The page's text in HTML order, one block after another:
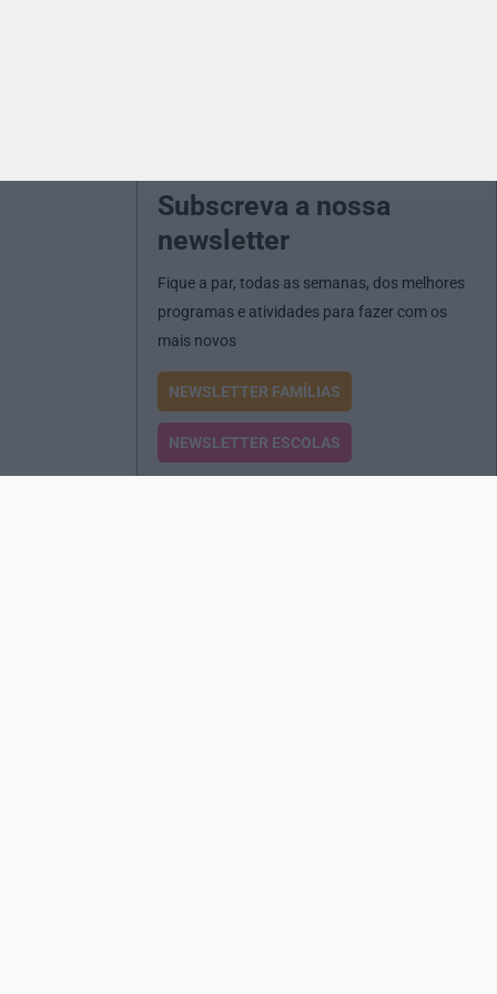
Subscreva a nossa
newsletter
Fique a par, todas as semanas, dos melhores
programas e atividades para fazer com os
mais novos
NEWSLETTER FAMÍLIAS
NEWSLETTER ESCOLAS